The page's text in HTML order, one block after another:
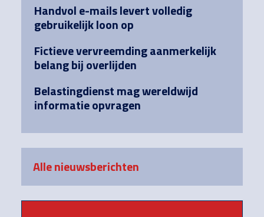
Handvol e-mails levert volledig
gebruikelijk loon op
Fictieve vervreemding aanmerkelijk
belang bij overlijden
Belastingdienst mag wereldwijd
informatie opvragen
Alle nieuwsberichten